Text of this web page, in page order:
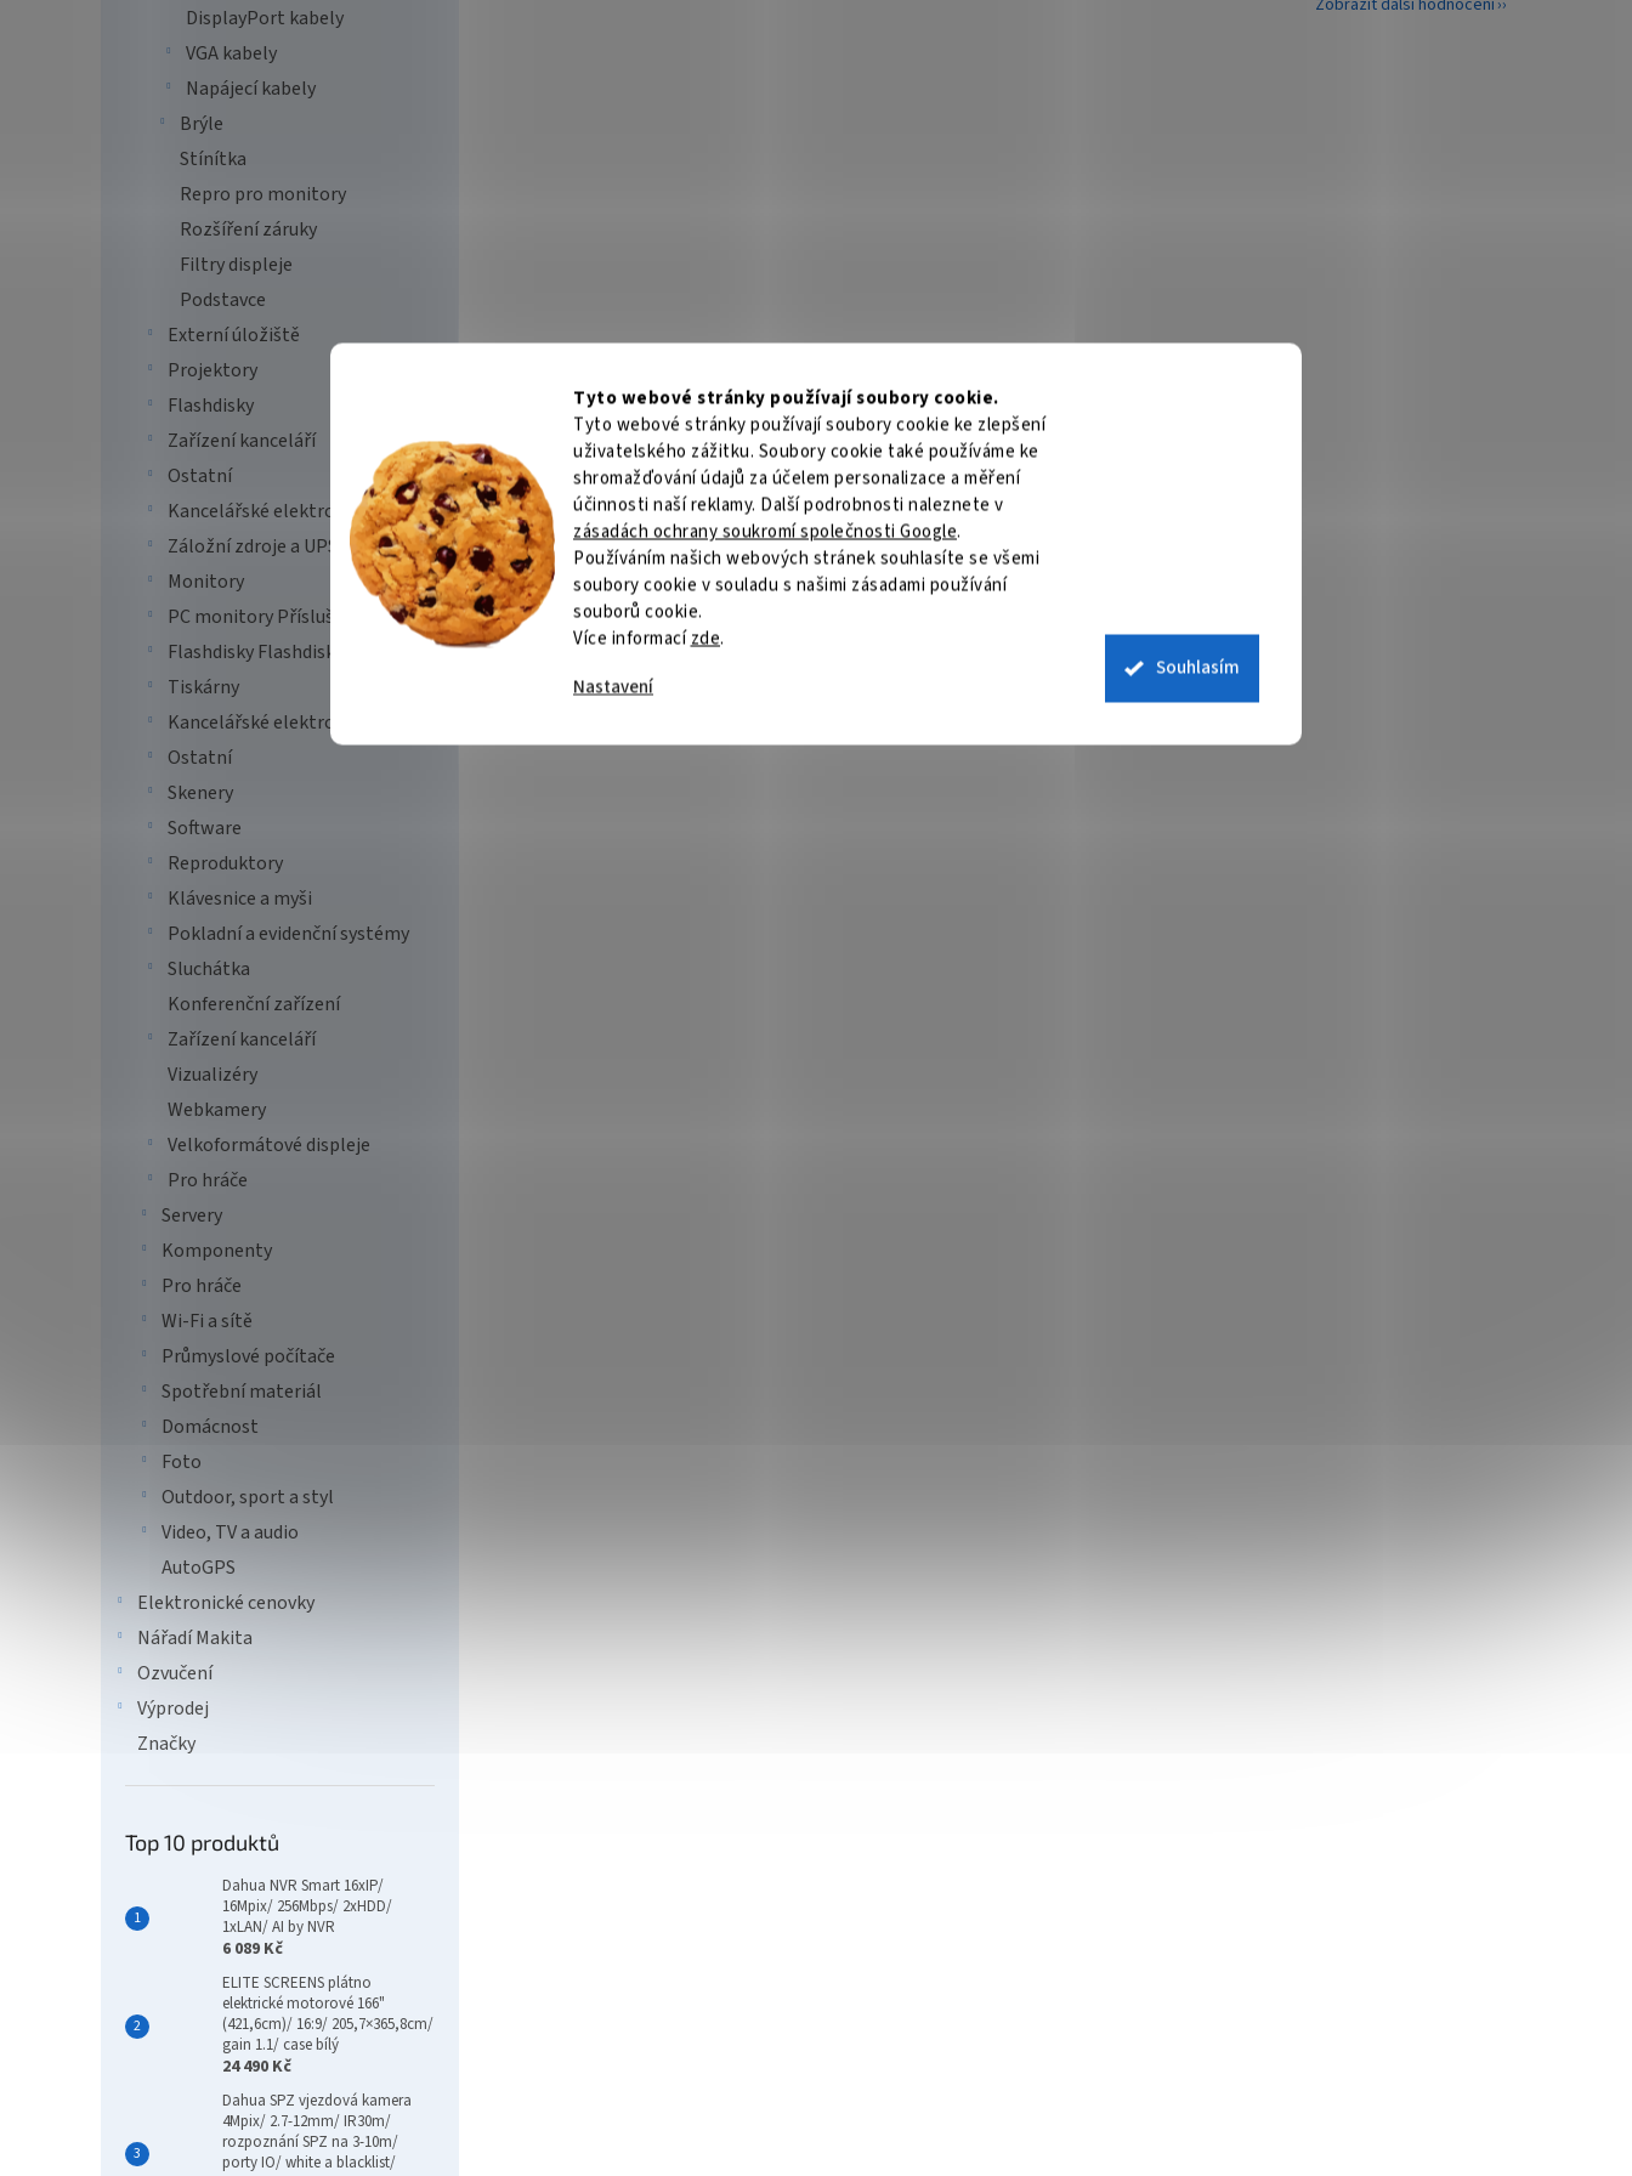
Tyto webové stránky používají soubory cookie.
Tyto webové stránky používají soubory cookie ke zlepšení
uživatelského zážitku. Soubory cookie také používáme ke
shromažďování údajů za účelem personalizace a měření
účinnosti naší reklamy. Další podrobnosti naleznete v
zásadách ochrany soukromí společnosti Google.
Používáním našich webových stránek souhlasíte se všemi
soubory cookie v souladu s našimi zásadami používání
souborů cookie.
Více informacízde.
Nastavení
Souhlasím
DisplayPort kabely
VGA kabely
Napájecí kabely
Brýle
Stínítka
Repro pro monitory
Rozšíření záruky
Filtry displeje
Podstavce
Externí úložiště
Projektory
Flashdisky
Zařízení kanceláří
Ostatní
Kancelářské elektro
Záložní zdroje a UPS
Monitory
PC monitory Příslušenství
Flashdisky Flashdisky dle kapacity
Tiskárny
Kancelářské elektro
Ostatní
Skenery
Software
Reproduktory
Klávesnice a myši
Pokladní a evidenční systémy
Sluchátka
Konferenční zařízení
Zařízení kanceláří
Vizualizéry
Webkamery
Velkoformátové displeje
Pro hráče
Servery
Komponenty
Pro hráče
Wi-Fi a sítě
Průmyslové počítače
Spotřební materiál
Domácnost
Foto
Outdoor, sport a styl
Video, TV a audio
AutoGPS
Elektronické cenovky
Nářadí Makita
Ozvučení
Výprodej
Značky
Top 10 produktů
Dahua NVR Smart 16xIP/
16Mpix/ 256Mbps/ 2xHDD/
1xLAN/ AI by NVR
6 089 Kč
ELITE SCREENS plátno
elektrické motorové 166"
(421,6cm)/ 16:9/ 205,7×365,8cm/
gain 1.1/ case bílý
24 490 Kč
Dahua SPZ vjezdová kamera
4Mpix/ 2.7-12mm/ IR30m/
rozpoznání SPZ na 3-10m/
porty IO/ white a blacklist/
Zobrazit další hodnocení